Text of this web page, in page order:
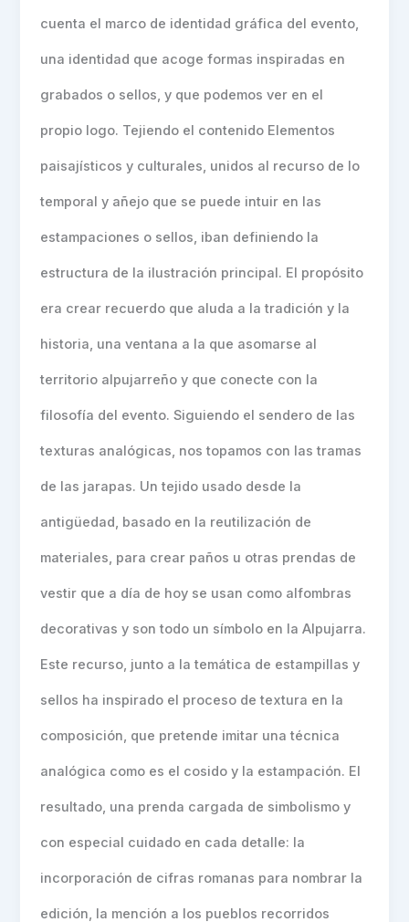
cuenta el marco de identidad gráfica del evento,
una identidad que acoge formas inspiradas en
grabados o sellos, y que podemos ver en el
propio logo. Tejiendo el contenido Elementos
paisajísticos y culturales, unidos al recurso de lo
temporal y añejo que se puede intuir en las
estampaciones o sellos, iban definiendo la
estructura de la ilustración principal. El propósito
era crear recuerdo que aluda a la tradición y la
historia, una ventana a la que asomarse al
territorio alpujarreño y que conecte con la
filosofía del evento. Siguiendo el sendero de las
texturas analógicas, nos topamos con las tramas
de las jarapas. Un tejido usado desde la
antigüedad, basado en la reutilización de
materiales, para crear paños u otras prendas de
vestir que a día de hoy se usan como alfombras
decorativas y son todo un símbolo en la Alpujarra.
Este recurso, junto a la temática de estampillas y
sellos ha inspirado el proceso de textura en la
composición, que pretende imitar una técnica
analógica como es el cosido y la estampación. El
resultado, una prenda cargada de simbolismo y
con especial cuidado en cada detalle: la
incorporación de cifras romanas para nombrar la
edición, la mención a los pueblos recorridos